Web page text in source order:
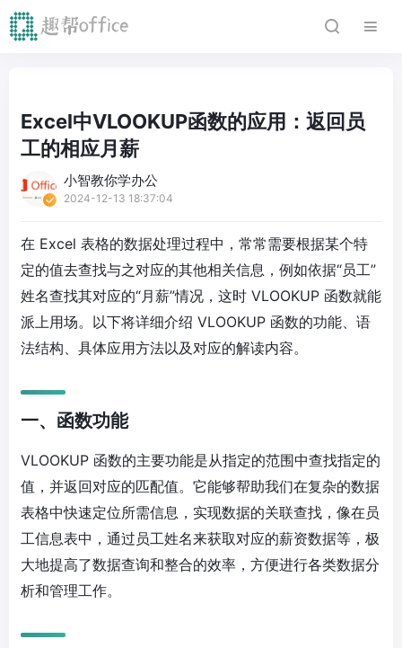
Excel中VLOOKUP函数的应用：返回员
工的相应月薪
小智教你学办公
2024-12-13 18:37:04
在 Excel 表格的数据处理过程中，常常需要根据某个特
定的值去查找与之对应的其他相关信息，例如依据“员工”
姓名查找其对应的“月薪”情况，这时 VLOOKUP 函数就能
派上用场。以下将详细介绍 VLOOKUP 函数的功能、语
法结构、具体应用方法以及对应的解读内容。
一、函数功能
VLOOKUP 函数的主要功能是从指定的范围中查找指定的
值，并返回对应的匹配值。它能够帮助我们在复杂的数据
表格中快速定位所需信息，实现数据的关联查找，像在员
工信息表中，通过员工姓名来获取对应的薪资数据等，极
大地提高了数据查询和整合的效率，方便进行各类数据分
析和管理工作。